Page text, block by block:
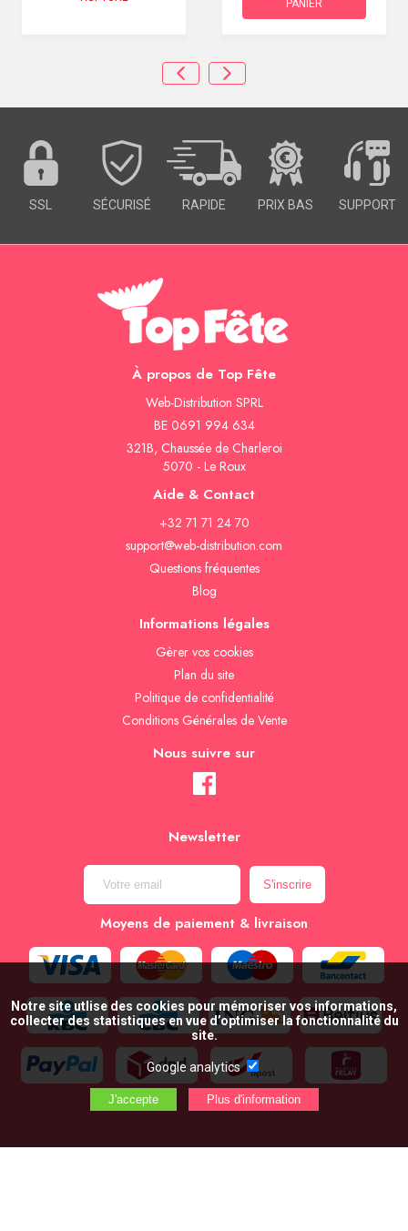
PANIER
SSL SÉCURISÉ RAPIDE PRIX BAS SUPPORT
À propos de Top Fête
Web-Distribution SPRL
BE 0691 994 634
321B, Chaussée de Charleroi
5070 - Le Roux
Aide & Contact
+32 71 71 24 70
support@web-distribution.com
Questions fréquentes
Blog
Informations légales
Gèrer vos cookies
Plan du site
Politique de confidentialité
Conditions Générales de Vente
Nous suivre sur
Newsletter
Moyens de paiement & livraison
Notre site utlise des cookies pour mémoriser vos informations,
collecter des statistiques en vue d’optimiser la fonctionnalité du
site.
Google analytics